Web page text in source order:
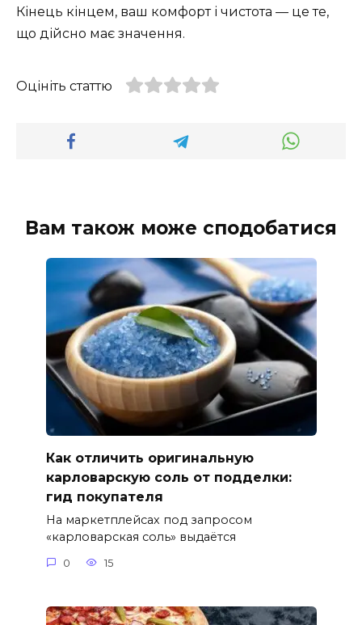
Кінець кінцем, ваш комфорт і чистота — це те,
що дійсно має значення.
Оцініть статтю
Вам також може сподобатися
Как отличить оригинальную
карловарскую соль от подделки:
гид покупателя
На маркетплейсах под запросом
«карловарская соль» выдаётся
0 15